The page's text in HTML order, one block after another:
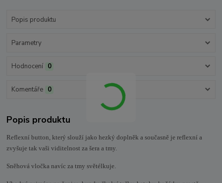
Popis produktu
Parametry
Hodnocení 0
Komentáře 0
Popis produktu
Reflexní button, který slouží jako hezký doplněk a současně je reflexní a
zvyšuje tak vaši viditelnost za šera a tmy.
Sněhová vločka navíc za tmy světélkuje.